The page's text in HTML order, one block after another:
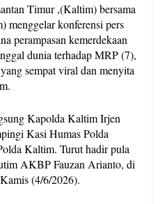
Timur ,(Kaltim) bersama
konferensi pers
perampasan kemerdekaan
dunia terhadap MRP (7),
sempat viral dan menyita
Kapolda Kaltim Irjen
Kasi Humas Polda
Kaltim. Turut hadir pula
AKBP Fauzan Arianto, di
(4/6/2026).